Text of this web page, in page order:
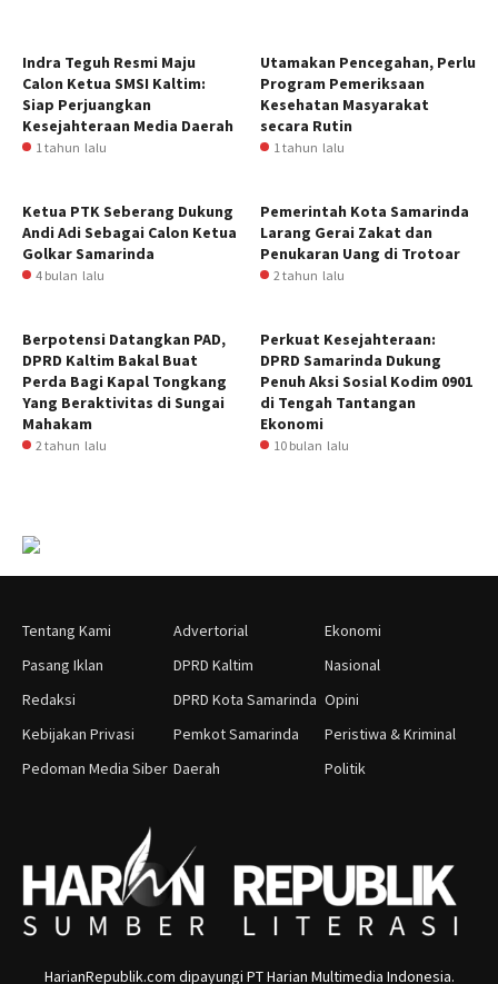
Indra Teguh Resmi Maju
Calon Ketua SMSI Kaltim:
Siap Perjuangkan
Kesejahteraan Media Daerah
1 tahun lalu
Utamakan Pencegahan, Perlu
Program Pemeriksaan
Kesehatan Masyarakat
secara Rutin
1 tahun lalu
Ketua PTK Seberang Dukung
Andi Adi Sebagai Calon Ketua
Golkar Samarinda
4 bulan lalu
Pemerintah Kota Samarinda
Larang Gerai Zakat dan
Penukaran Uang di Trotoar
2 tahun lalu
Berpotensi Datangkan PAD,
DPRD Kaltim Bakal Buat
Perda Bagi Kapal Tongkang
Yang Beraktivitas di Sungai
Mahakam
2 tahun lalu
Perkuat Kesejahteraan:
DPRD Samarinda Dukung
Penuh Aksi Sosial Kodim 0901
di Tengah Tantangan
Ekonomi
10 bulan lalu
Tentang Kami
Pasang Iklan
Redaksi
Kebijakan Privasi
Pedoman Media Siber
Advertorial
DPRD Kaltim
DPRD Kota Samarinda
Pemkot Samarinda
Daerah
Ekonomi
Nasional
Opini
Peristiwa & Kriminal
Politik
HarianRepublik.com dipayungi PT Harian Multimedia Indonesia.